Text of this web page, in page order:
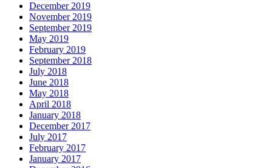
December 2019
November 2019
September 2019
May 2019
February 2019
September 2018
July 2018
June 2018
May 2018
April 2018
January 2018
December 2017
July 2017
February 2017
January 2017